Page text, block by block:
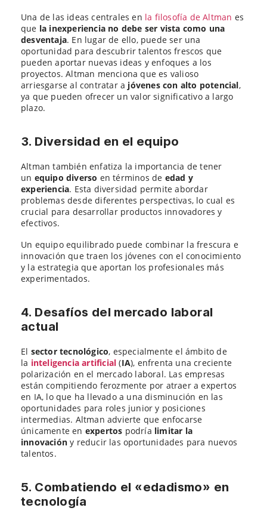
Una de las ideas centrales en la filosofía de Altman es
que la inexperiencia no debe ser vista como una
desventaja. En lugar de ello, puede ser una
oportunidad para descubrir talentos frescos que
pueden aportar nuevas ideas y enfoques a los
proyectos. Altman menciona que es valioso
arriesgarse al contratar a jóvenes con alto potencial,
ya que pueden ofrecer un valor significativo a largo
plazo.
3. Diversidad en el equipo
Altman también enfatiza la importancia de tener
un equipo diverso en términos de edad y
experiencia. Esta diversidad permite abordar
problemas desde diferentes perspectivas, lo cual es
crucial para desarrollar productos innovadores y
efectivos.
Un equipo equilibrado puede combinar la frescura e
innovación que traen los jóvenes con el conocimiento
y la estrategia que aportan los profesionales más
experimentados.
4. Desafíos del mercado laboral
actual
El sector tecnológico, especialmente el ámbito de
la inteligencia artificial (IA), enfrenta una creciente
polarización en el mercado laboral. Las empresas
están compitiendo ferozmente por atraer a expertos
en IA, lo que ha llevado a una disminución en las
oportunidades para roles junior y posiciones
intermedias. Altman advierte que enfocarse
únicamente en expertos podría limitar la
innovación y reducir las oportunidades para nuevos
talentos.
5. Combatiendo el «edadismo» en
tecnología